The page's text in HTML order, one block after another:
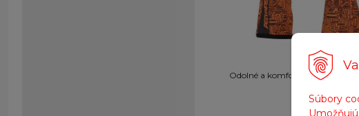
Súbory
Počet
Odolné a komfortné, výborný cit.